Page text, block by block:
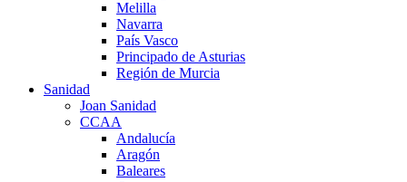
Melilla
Navarra
País Vasco
Principado de Asturias
Región de Murcia
Sanidad
Joan Sanidad
CCAA
Andalucía
Aragón
Baleares